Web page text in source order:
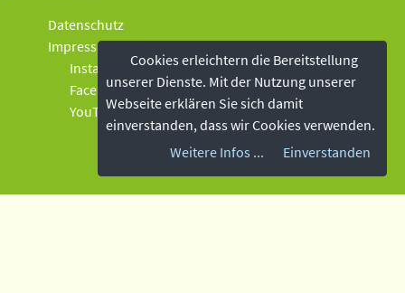
Cookies erleichtern die Bereitstellung
unserer Dienste. Mit der Nutzung unserer
Webseite erklären Sie sich damit
einverstanden, dass wir Cookies verwenden.
Weitere Infos ...
Einverstanden
Datenschutz
Impressum
Instagram
Facebook
YouTube